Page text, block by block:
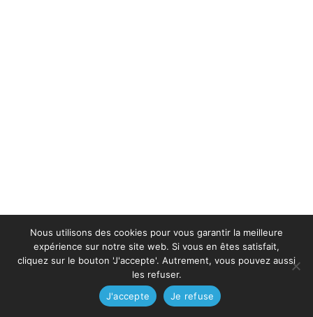
Nous utilisons des cookies pour vous garantir la meilleure
expérience sur notre site web. Si vous en êtes satisfait,
cliquez sur le bouton 'J'accepte'. Autrement, vous pouvez aussi
les refuser.
J'accepte
Je refuse